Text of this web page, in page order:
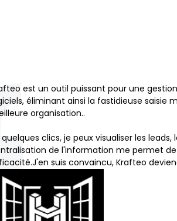
est un outil puissant pour une
éliminant ainsi la fastidieuse saisie
organisation..
quelques clics, je peux visualiser les
de l'information me permet
suis convaincu, Krafteo